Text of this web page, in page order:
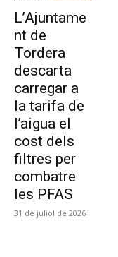
L’Ajuntame
nt de
Tordera
descarta
carregar a
la tarifa de
l’aigua el
cost dels
filtres per
combatre
les PFAS
31 de juliol de 2026